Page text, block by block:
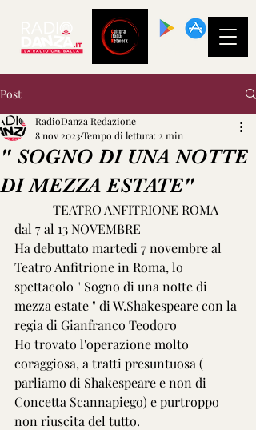
Post
" SOGNO DI UNA NOTTE
DI MEZZA ESTATE"
RadioDanza Redazione
8 nov 2023Tempo di lettura: 2 min
dal 7 al 13 NOVEMBRE
Ha debuttato martedi 7 novembre al
Teatro Anfitrione in Roma, lo
spettacolo " Sogno di una notte di
mezza estate " di W.Shakespeare con la
regia di Gianfranco Teodoro
Ho trovato l'operazione molto
coraggiosa, a tratti presuntuosa (
parliamo di Shakespeare e non di
Concetta Scannapiego) e purtroppo
non riuscita del tutto.